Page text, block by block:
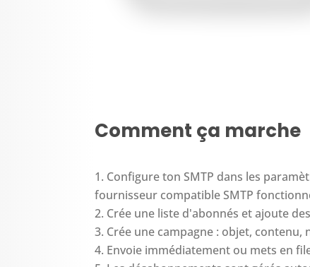
Comment ça marche
Configure ton SMTP dans les
fournisseur compatible SMTP
Crée une liste d'abonnés et ajoute
Crée une campagne : objet, contenu,
Envoie immédiatement ou mets en